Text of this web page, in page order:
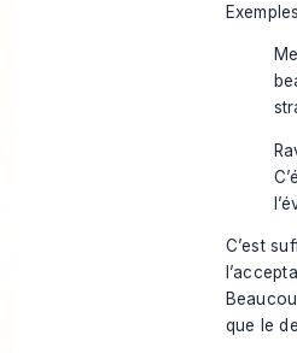
C’est
que le